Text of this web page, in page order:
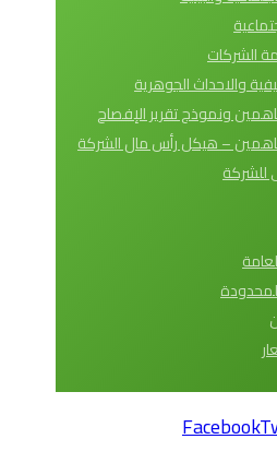
الشركات
والاحداث الجوهرية
ونموذج تقرير الإفصاح
– هيكل رأس مال الشركة
للشركة
Facebook